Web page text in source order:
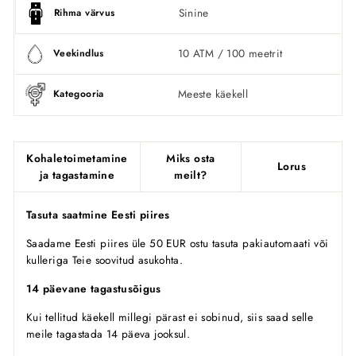
Rihma värvus Sinine
Veekindlus 10 ATM / 100 meetrit
Kategooria Meeste käekell
Kohaletoimetamine
ja tagastamine
Miks osta
meilt?
Lorus
Tasuta saatmine Eesti piires
Saadame Eesti piires üle 50 EUR ostu tasuta pakiautomaati või
kulleriga Teie soovitud asukohta.
14 päevane tagastusõigus
Kui tellitud käekell millegi pärast ei sobinud, siis saad selle
meile tagastada 14 päeva jooksul.